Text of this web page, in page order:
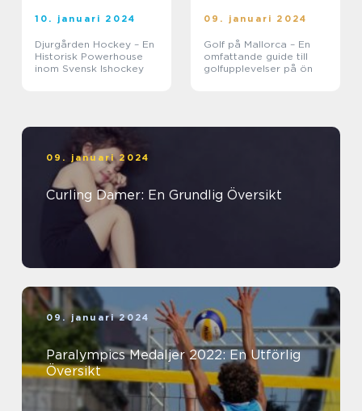
10. januari 2024
Djurgården Hockey – En
Historisk Powerhouse
inom Svensk Ishockey
09. januari 2024
Golf på Mallorca – En
omfattande guide till
golfupplevelser på ön
09. januari 2024
Curling Damer: En Grundlig Översikt
09. januari 2024
Paralympics Medaljer 2022: En Utförlig
Översikt